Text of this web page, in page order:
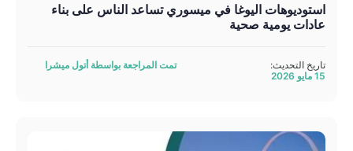
استوديوهات اليوغا في ميسوري تساعد الناس على بناء
عادات يومية صحية
تاريخ التحديث:
15 مايو 2026
تمت المراجعة بواسطة أتول ميشرا